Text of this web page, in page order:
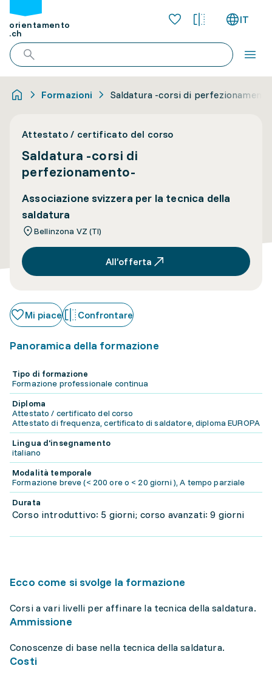
orientamento
.ch
IT
Formazioni Saldatura -corsi di
Attestato / certificato del corso
Saldatura -corsi di
perfezionamento-
Associazione svizzera per la tecnica della
saldatura
Bellinzona VZ (TI)
All’offerta
Mi piace Confrontare
Panoramica della formazione
Tipo di formazione
Formazione professionale continua
Diploma
Attestato / certificato del corso
Attestato di frequenza, certificato di saldatore, diploma EUROPA
Lingua d'insegnamento
italiano
Modalità temporale
Formazione breve (< 200 ore o < 20 giorni ), A tempo parziale
Durata
Corso introduttivo: 5 giorni; corso avanzati: 9 giorni
Ecco come si svolge la formazione
Corsi a vari livelli per affinare la tecnica della saldatura.
Ammissione
Conoscenze di base nella tecnica della saldatura.
Costi